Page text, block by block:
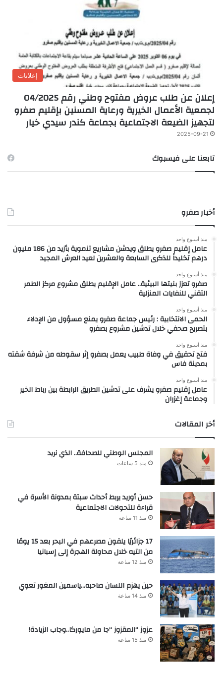
إعلانات
إعلان عن طلب عروض مفتوح وطني رقم 04/2025
لجمعية الأعمال الخيرية ورعاية المسنين بإقليم صفرو
لتجهيز الضيعة الاجتماعية بجماعة كندر سيدي خيار
2025-09-21
تابعنا على فيسبوك
أخبار صفرو
منذ أسبوع واحد
عامل إقليم صفرو يطلق ويدشن مشاريع تنموية بأزيد من 186 مليون
درهم تخليداً للذكرى السابعة والعشرين لعيد العرش المجيد
منذ أسبوع واحد
صفرو تعزز بنيتها البيئية.. عامل الإقليم يطلق مشروع مركز الطمر
التقني للنفايات المنزلية
منذ أسبوع واحد
الحمى الانتخابية : رئيس جماعة صفرو يمنع مسؤول من الإدلاء
بتصريح صحفي خلال تدشين مشروع بصفرو
منذ أسبوع واحد
فتح تحقيق في وفاة طبيب يعمل بصفرو إثر سقوطه من شرفة شقته
بمدينة فاس
منذ أسبوع واحد
عامل إقليم صفرو يشرف على تدشين الطريق الرابطة بين رباط الخير
وجماعة إغزران
أخر المقالات
المجلس الوطني للصحافة.. الذي نريد
منذ 5 ساعات
حسن أوريد يربط أحداث سبتة بمدونة الأسرة في
قراءة للتحولات الاجتماعية
منذ 11 ساعة
17 جزائريًا يلقون مصرعهم في البحر بعد 15 يومًا
من التيه خلال محاولة الهجرة إلى إسبانيا
منذ 12 ساعة
حين يهزم اللسان صاحبه…ياسمين المغور تعوي
منذ 14 ساعة
عزوز “المقزوز “جا من مايوركا..وجاب الزيادة!
منذ 15 ساعة